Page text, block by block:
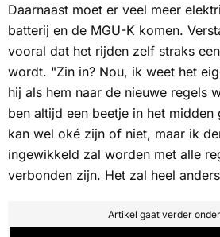
Daarnaast moet er veel meer
batterij en de MGU-K komen.
vooral dat het rijden zelf straks
wordt. "Zin in? Nou, ik weet het
hij als hem naar de nieuwe regels
ben altijd een beetje in het midden
kan wel oké zijn of niet, maar ik
ingewikkeld zal worden met alle
verbonden zijn. Het zal heel
Artikel gaat verder